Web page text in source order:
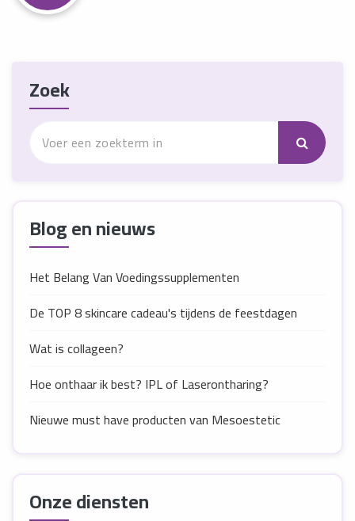
Zoek
Blog en nieuws
Het Belang Van Voedingssupplementen
De TOP 8 skincare cadeau's tijdens de feestdagen
Wat is collageen?
Hoe onthaar ik best? IPL of Laserontharing?
Nieuwe must have producten van Mesoestetic
Onze diensten